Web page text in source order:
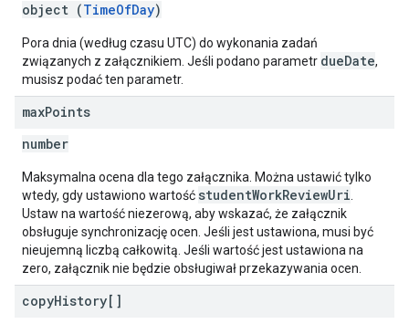
object (TimeOfDay)
Pora dnia (według czasu UTC) do wykonania zadań
związanych z załącznikiem. Jeśli podano parametr dueDate,
musisz podać ten parametr.
maxPoints
number
Maksymalna ocena dla tego załącznika. Można ustawić tylko
wtedy, gdy ustawiono wartość studentWorkReviewUri
Ustaw na wartość niezerową, aby wskazać, że załącznik
obsługuje synchronizację ocen. Jeśli jest ustawiona, musi być
nieujemną liczbą całkowitą. Jeśli wartość jest ustawiona na
zero, załącznik nie będzie obsługiwał przekazywania ocen.
copyHistory[]